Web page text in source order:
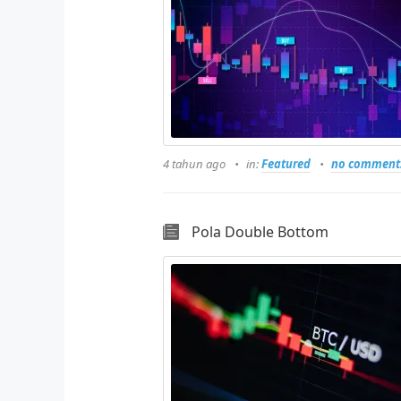
4 tahun ago in:Featured no
Pola Double Bottom